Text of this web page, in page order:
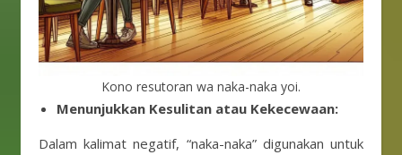
Kono resutoran wa naka-naka yoi.
Menunjukkan Kesulitan atau Kekecewaan:
Dalam kalimat negatif, “naka-naka” digunakan untuk